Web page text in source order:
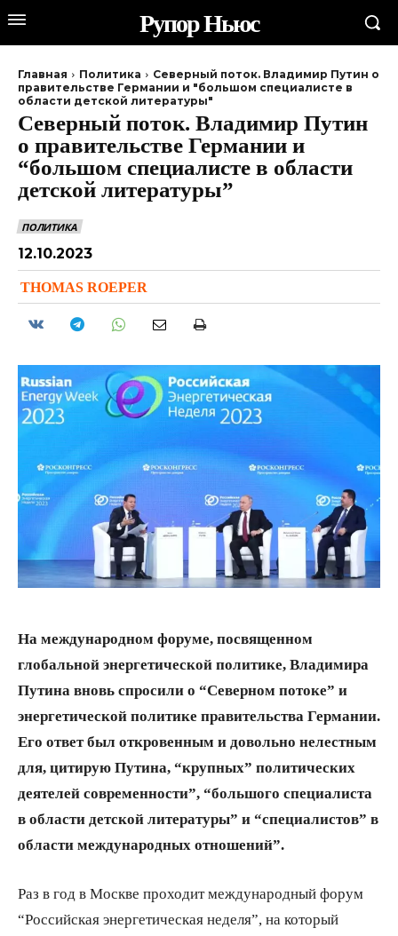
Рупор Ньюс
Главная Политика
Северный поток. Владимир Путин о
правительстве Германии и "большом специалисте в
области детской литературы"
Северный поток. Владимир Путин
о правительстве Германии и
“большом специалисте в области
детской литературы”
ПОЛИТИКА
12.10.2023
THOMAS ROEPER
На международном форуме, посвященном
глобальной энергетической политике, Владимира
Путина вновь спросили о “Северном потоке” и
энергетической политике правительства Германии.
Его ответ был откровенным и довольно нелестным
для, цитирую Путина, “крупных” политических
деятелей современности”, “большого специалиста
в области детской литературы” и “специалистов” в
области международных отношений”.
Раз в год в Москве проходит международный форум
“Российская энергетическая неделя”, на который